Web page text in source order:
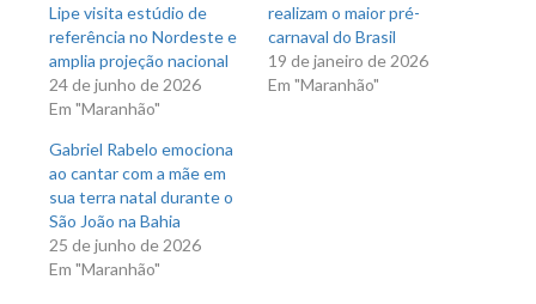
Lipe visita estúdio de
referência no Nordeste e
amplia projeção nacional
24 de junho de 2026
Em "Maranhão"
realizam o maior pré-
carnaval do Brasil
19 de janeiro de 2026
Em "Maranhão"
Gabriel Rabelo emociona
ao cantar com a mãe em
sua terra natal durante o
São João na Bahia
25 de junho de 2026
Em "Maranhão"